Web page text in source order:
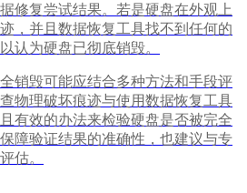
修复尝试结果。若是硬盘在外观上
，并且数据恢复工具找不到任何的
认为硬盘已彻底销毁。
销毁可能应结合多种方法和手段评
物理破坏痕迹与使用数据恢复工具
有效的办法来检验硬盘是否被完全
障验证结果的准确性，也建议与专
估。